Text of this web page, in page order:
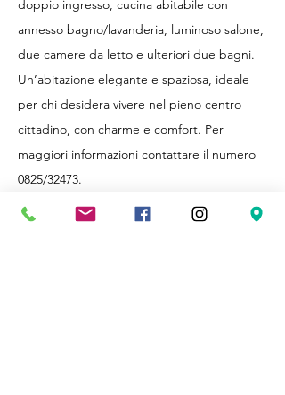
doppio ingresso, cucina abitabile con
annesso bagno/lavanderia, luminoso salone,
due camere da letto e ulteriori due bagni.
Un’abitazione elegante e spaziosa, ideale
per chi desidera vivere nel pieno centro
cittadino, con charme e comfort. Per
maggiori informazioni contattare il numero
0825/32473.
Dimensioni